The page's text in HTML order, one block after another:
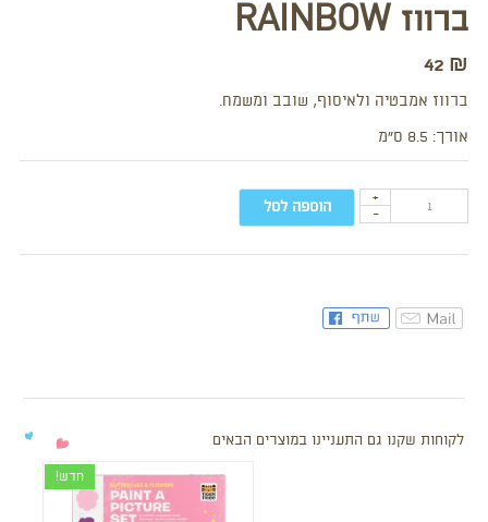
ברווז RAINBOW
42 ₪
ברווז אמבטיה ולאיסוף, שובב ומשמח.
אורך: 8.5 ס”מ
-
+ הוספה לסל
לקוחות שקנו גם התעניינו במוצרים הבאים
חדש!